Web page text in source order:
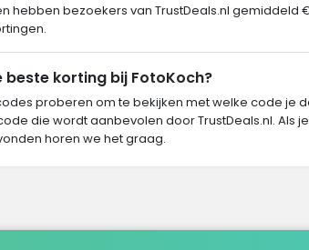
hebben bezoekers van TrustDeals.nl gemiddeld
beste korting bij FotoKoch?
proberen om te bekijken met welke code je
die wordt aanbevolen door TrustDeals.nl. Als
horen we het graag.